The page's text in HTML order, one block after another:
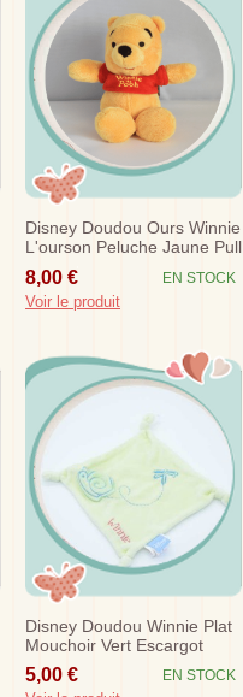
Disney Doudou Ours Winnie
L'ourson Peluche Jaune Pull
Rouge Tissu Sos
8,00 € EN STOCK
Voir le produit
Disney Doudou Winnie Plat
Mouchoir Vert Escargot
Noeud Sos
5,00 € EN STOCK